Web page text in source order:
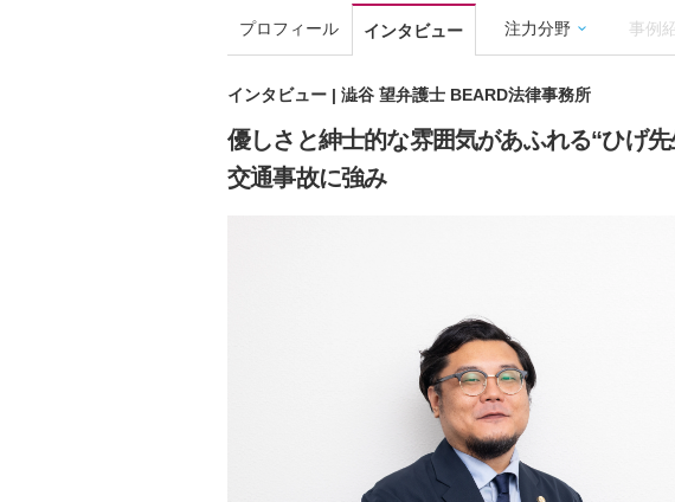
プロフィール インタビュー 注力分野 事例
インタビュー | 澁谷 望弁護士 BEARD法律事務所
優しさと紳士的な雰囲気があふれる“ひげ
交通事故に強み